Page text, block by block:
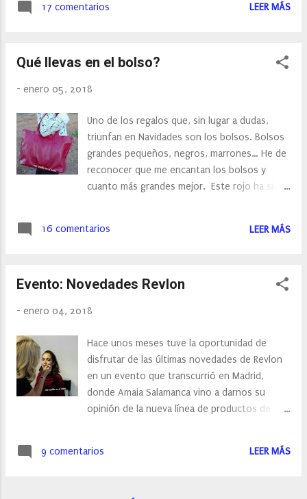
propuesto, ir de 4 a 5 días al gimnasio en vez
de mi nuevo propósito, porque acertaron con
equiparon para que no tuviera excusas en
son estrechas, son ideales para hacer Pilates,
se adaptan al cuerpo para facilitar los
movimientos.
17 comentarios LEER MÁS
Qué llevas en el bolso?
- enero 05, 2018
Uno de los regalos que, sin lugar a dudas,
triunfan en Navidades son los bolsos. Bolsos
grandes pequeños, negros, marrones… He de
reconocer que me encantan los bolsos y
cuanto más grandes mejor. Este rojo ha sido
para el día a día. Si os gustá os dejo el link
16 comentarios LEER MÁS
Evento: Novedades Revlon
- enero 04, 2018
Hace unos meses tuve la oportunidad de
disfrutar de las últimas novedades de Revlon
en un evento que transcurrió en Madrid,
donde Amaia Salamanca vino a darnos su
opinión de la nueva línea de productos de
tuve la oportunidad de probar gracias a las
9 comentarios LEER MÁS